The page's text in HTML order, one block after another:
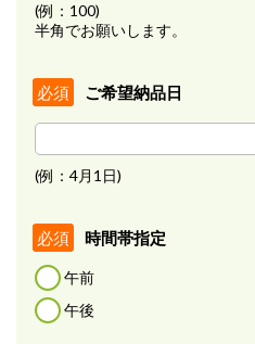
(例：100)
半角でお願いします。
ご希望納品日
必須
(例：4月1日)
時間帯指定
必須
午前
午後